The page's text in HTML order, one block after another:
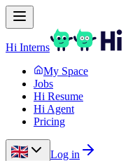
Hi Interns
My Space
Jobs
Hi Resume
Hi Agent
Pricing
Log in